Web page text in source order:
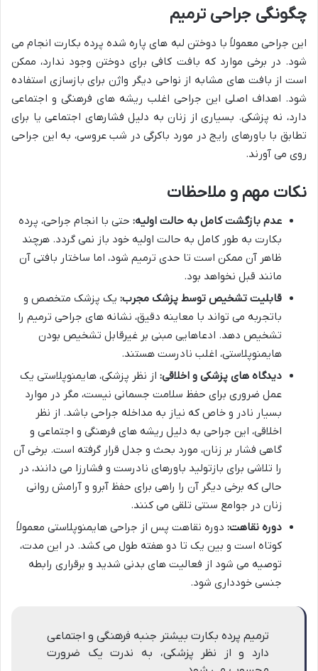
چگونگی جراحی ترمیم
این جراحی معمولاً با دوختن لبه های پاره شده پرده بکارت انجام می
شود. در برخی موارد که بافت کافی برای دوختن وجود ندارد، ممکن
است از بافت های مشابه از نواحی دیگر واژن برای بازسازی استفاده
شود. اهداف اصلی این جراحی اغلب ریشه های فرهنگی و اجتماعی
دارد، نه پزشکی. بسیاری از زنان به دلیل فشارهای اجتماعی یا برای
تطابق با باورهای رایج در مورد باکرگی در شب عروسی، به این جراحی
روی می آورند.
نکات مهم و ملاحظات
عدم بازگشت کامل به حالت اولیه: حتی با انجام جراحی، پرده
بکارت به طور کامل به حالت اولیه خود باز نمی گردد. هرچند
ظاهر آن ممکن است تا حدی ترمیم شود، اما ساختار بافتی آن
مانند قبل نخواهد بود.
قابلیت تشخیص توسط پزشک مجرب: یک پزشک متخصص و
باتجربه می تواند با معاینه دقیق، نشانه های جراحی ترمیم را
تشخیص دهد. ادعاهایی مبنی بر غیرقابل تشخیص بودن
هایمنوپلاستی، اغلب نادرست هستند.
دیدگاه های پزشکی و اخلاقی: از نظر پزشکی، هایمنوپلاستی یک
عمل ضروری برای حفظ سلامت جسمانی نیست، مگر در موارد
بسیار نادر و خاص که نیاز به مداخله جراحی باشد. از نظر
اخلاقی، این جراحی به دلیل ریشه های فرهنگی و اجتماعی و
گاهی فشار بر زنان، مورد بحث و جدل قرار گرفته است. برخی آن
را تلاشی برای بازتولید باورهای نادرست و فشارزا می دانند، در
حالی که برخی دیگر آن را راهی برای حفظ آبرو و آرامش روانی
زنان در جوامع سنتی تلقی می کنند.
دوره نقاهت: دوره نقاهت پس از جراحی هایمنوپلاستی معمولاً
کوتاه است و بین یک تا دو هفته طول می کشد. در این مدت،
توصیه می شود از فعالیت های بدنی شدید و برقراری رابطه
جنسی خودداری شود.
ترمیم پرده بکارت بیشتر جنبه فرهنگی و اجتماعی
دارد و از نظر پزشکی، به ندرت یک ضرورت